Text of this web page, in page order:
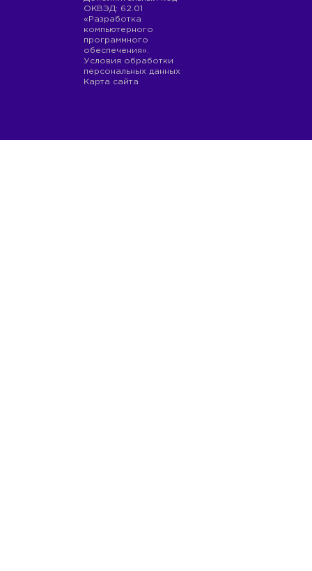
ОКВЭД: 62.01
«Разработка
компьютерного
программного
обеспечения».
Условия обработки
персональных данных
Карта сайта